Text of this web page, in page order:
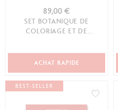
89,00 €
SET BOTANIQUE DE
COLORIAGE ET DE
ACHAT RAPIDE
BEST-SELLER